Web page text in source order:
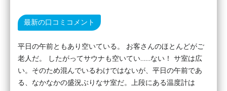
最新の口コミコメント
平日の午前ともあり空いている。 お客さんのほとんどがご
老人だ。 したがってサウナも空いてい……ない！ サ室は広
い。そのため混んでいるわけではないが、平日の午前であ
る、なかなかの盛況ぶりなサ室だ。上段にある温度計は